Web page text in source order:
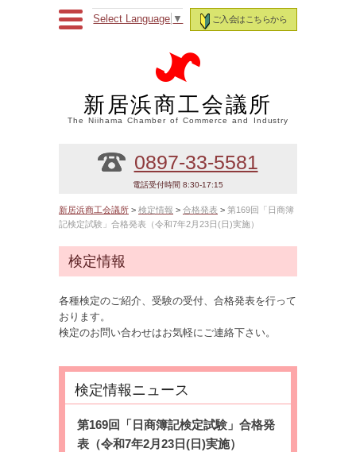
ご入会はこちらから
Select Language ▼
新居浜商工会議所
The Niihama Chamber of Commerce and Industry
0897-33-5581
電話受付時間 8:30-17:15
新居浜商工会議所 > 検定情報 > 合格発表 > 第169回「日商簿
記検定試験」合格発表（令和7年2月23日(日)実施）
検定情報
各種検定のご紹介、受験の受付、合格発表を行って
おります。
検定のお問い合わせはお気軽にご連絡下さい。
検定情報ニュース
第169回「日商簿記検定試験」合格発
表（令和7年2月23日(日)実施）